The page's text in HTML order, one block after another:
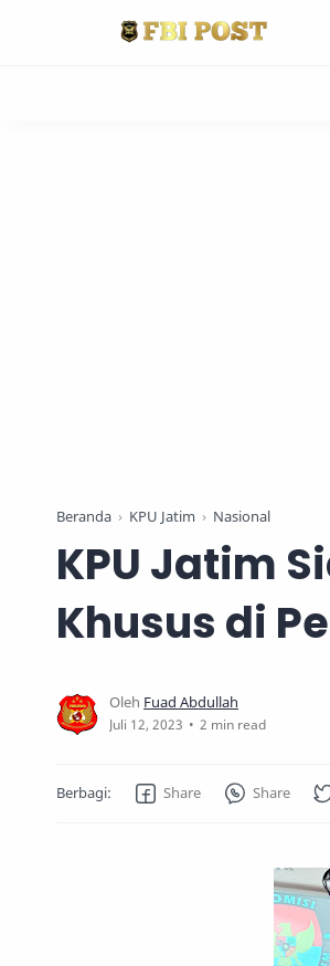
Beranda KPU Jatim Nasional
KPU Jatim
Khusus di
2 min read